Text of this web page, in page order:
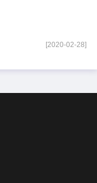
[2020-02-28]